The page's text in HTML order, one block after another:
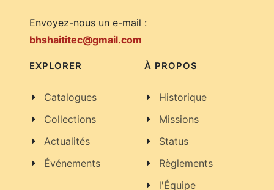
Envoyez-nous un e-mail :
bhshaititec@gmail.com
EXPLORER
Catalogues
Collections
Actualités
Événements
À PROPOS
Historique
Missions
Status
Règlements
l'Équipe